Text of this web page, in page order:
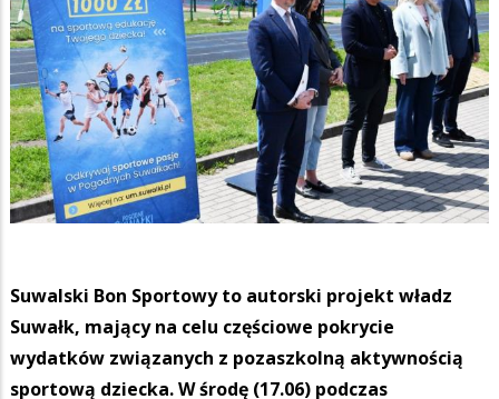
Suwalski Bon Sportowy to autorski projekt władz
Suwałk, mający na celu częściowe pokrycie
wydatków związanych z pozaszkolną aktywnością
sportową dziecka. W środę (17.06) podczas